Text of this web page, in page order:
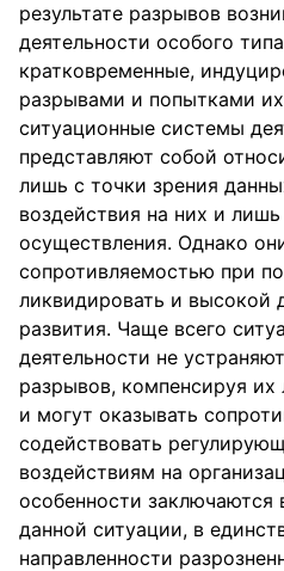
результате разрывов
деятельности особого
кратковременные,
разрывами и попытками
ситуационные системы
представляют собой
лишь с точки зрения
воздействия на них и
осуществления. Однако
сопротивляемостью при
ликвидировать и высокой
развития. Чаще всего
деятельности не
разрывов, компенсируя
и могут оказывать
содействовать
воздействиям на
особенности заключаются
данной ситуации, в
направленности